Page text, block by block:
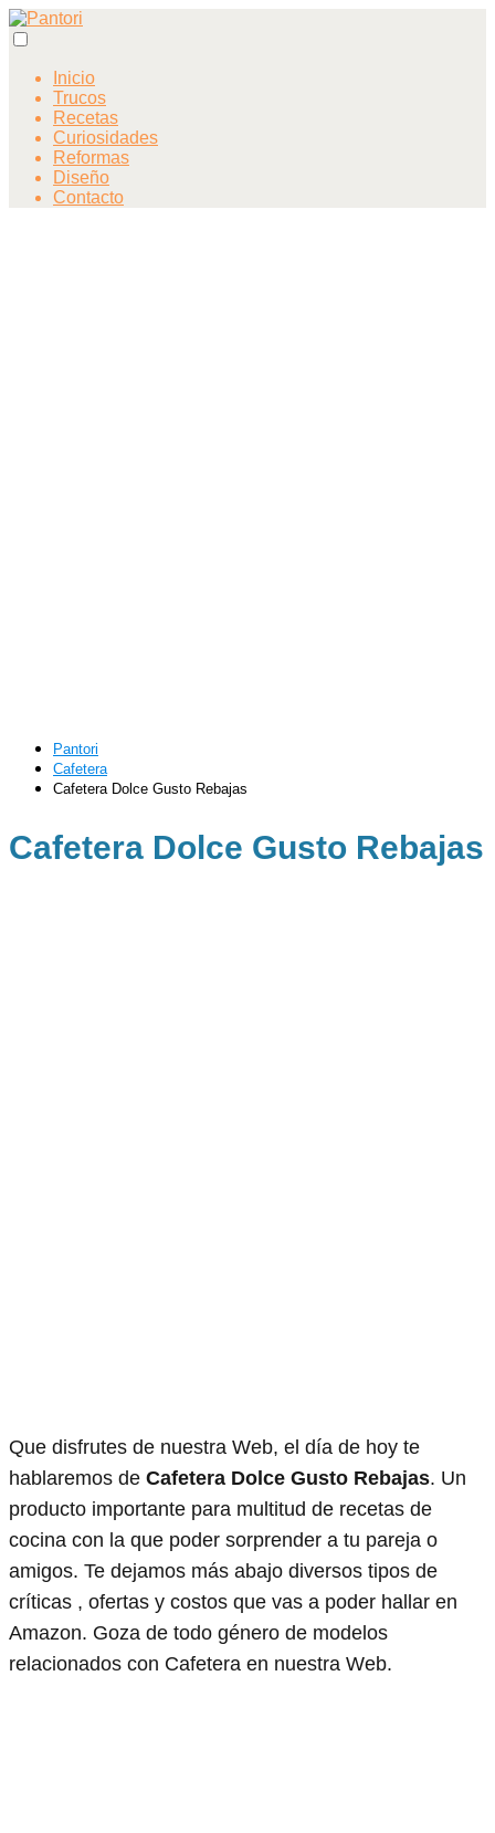
Inicio
Trucos
Recetas
Curiosidades
Reformas
Diseño
Contacto
Pantori
Cafetera
Cafetera Dolce Gusto Rebajas
Cafetera Dolce Gusto Rebajas
Que disfrutes de nuestra Web, el día de hoy te
hablaremos de Cafetera Dolce Gusto Rebajas. Un
producto importante para multitud de recetas de
cocina con la que poder sorprender a tu pareja o
amigos. Te dejamos más abajo diversos tipos de
críticas , ofertas y costos que vas a poder hallar en
Amazon. Goza de todo género de modelos
relacionados con Cafetera en nuestra Web.